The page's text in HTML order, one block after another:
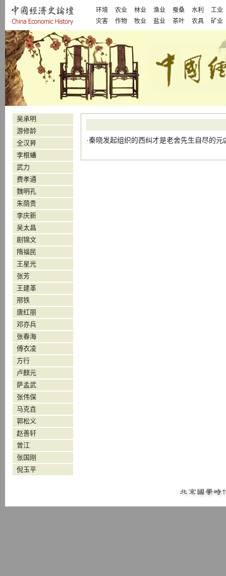
环境 农业 林业 渔业 蚕桑 水利
工业
灾害
作物 牧业 盐业 茶叶 农具 矿业
·秦晓发起组织的西纠才是老舍先生自尽的元
吴承明
游修龄
全汉昇
李根蟠
武力
费孝通
魏明孔
朱荫贵
李庆新
吴太昌
剧锦文
隋福民
王星光
张芳
王建革
邢铁
唐红丽
邓亦兵
张春海
傅衣凌
方行
卢麒元
萨孟武
张伟保
马克垚
郭松义
赵善轩
曾江
张国刚
倪玉平